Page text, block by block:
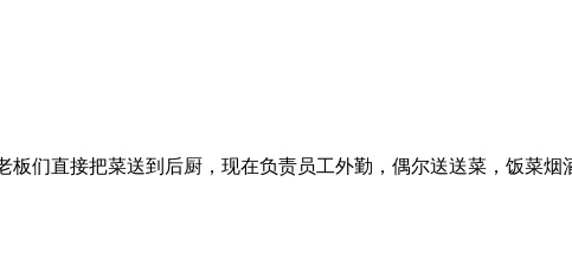
个实用性。我买这个车主要两个用途，一个是接待客户一个是周